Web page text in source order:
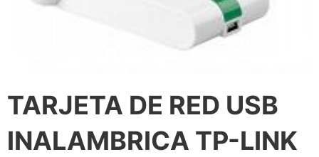
TARJETA DE RED USB
INALAMBRICA TP-LINK